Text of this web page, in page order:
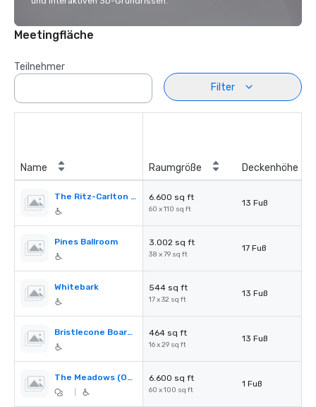
Meetingfläche
Teilnehmer
Filter
Name Raumgröße Deckenhöhe
The Ritz-Carlton Ballroom 6.600 sq ft
60 x 110 sq ft
13 Fuß
Pines Ballroom 3.002 sq ft
38 x 79 sq ft
17 Fuß
Whitebark 544 sq ft
17 x 32 sq ft
13 Fuß
Bristlecone Boardroom 464 sq ft
16 x 29 sq ft
13 Fuß
The Meadows (Outdoor Space) 6.600 sq ft
60 x 100 sq ft
1 Fuß